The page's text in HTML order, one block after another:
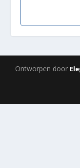
Ontworpen door